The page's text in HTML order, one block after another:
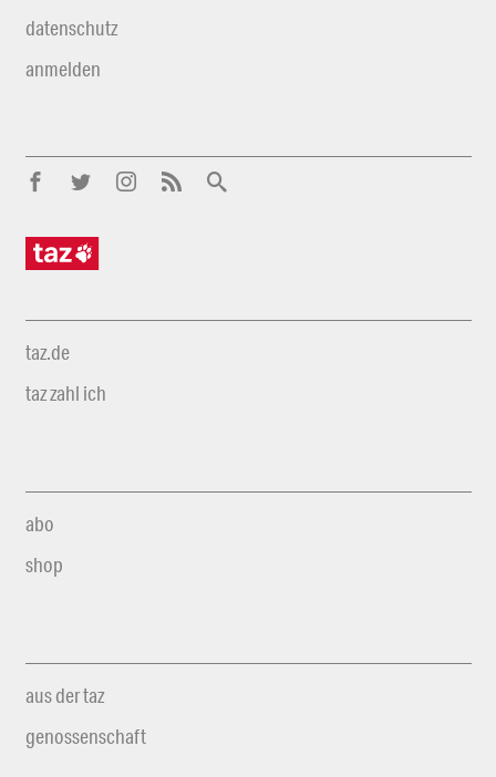
datenschutz
anmelden
taz.de
taz zahl ich
abo
shop
aus der taz
genossenschaft